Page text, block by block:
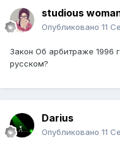
studious
Опубликовано 11
Закон Об арбитраже 1996
русском?
Darius
Опубликовано 11